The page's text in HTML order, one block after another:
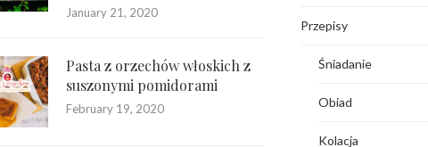
January 21, 2020
Pasta z orzechów włoskich z
suszonymi pomidorami
February 19, 2020
Przepisy
Śniadanie
Obiad
Kolacja